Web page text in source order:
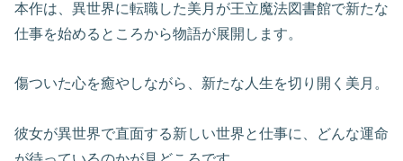
本作は、異世界に転職した美月が王立魔法図書館で新たな
仕事を始めるところから物語が展開します。
傷ついた心を癒やしながら、新たな人生を切り開く美月。
彼女が異世界で直面する新しい世界と仕事に、どんな運命